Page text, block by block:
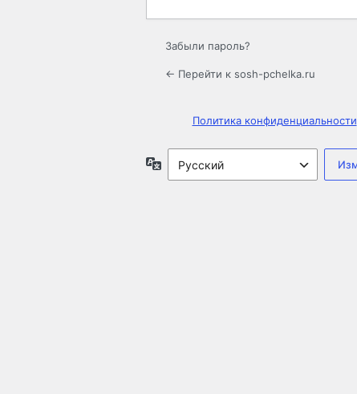
Забыли пароль?
← Перейти к sosh-pchelka.ru
Политика конфиденциальности
Язык